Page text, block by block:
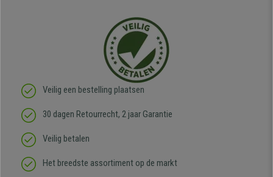
Veilig een bestelling plaatsen
30 dagen Retourrecht, 2 jaar Garantie
Veilig betalen
Het breedste assortiment op de markt